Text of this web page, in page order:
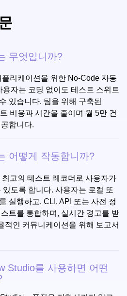
무엇입니까?
리케이션을 위한 No-Code 자동
자는 코딩 없이도 테스트 스위트
있습니다. 팀을 위해 구축된
비용과 시간을 줄이며 월 5만 건
합니다.
어떻게 작동합니까?
고의 테스트 레코더로 사용자가
도록 합니다. 사용자는 로컬 또
실행하고, CLI, API 또는 사전 정
트를 통합하며, 실시간 경고를 받
적인 커뮤니케이션을 위해 보고서
Studio를 사용하면 어떤